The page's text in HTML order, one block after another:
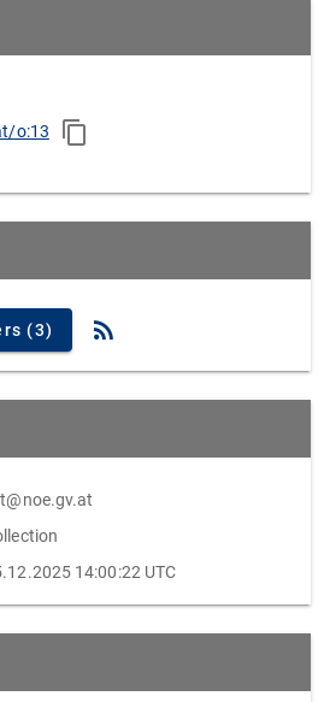
o:13
(3)
14:00:22 UTC